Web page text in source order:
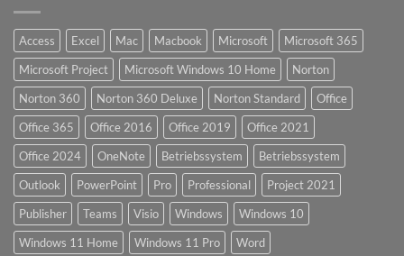
Access Excel Mac Macbook Microsoft
Microsoft 365
Microsoft Project
Microsoft Windows 10 Home
Norton
Norton 360
Norton 360 Deluxe Norton Standard
Office
Office 365
Office 2016 Office 2019
Office 2021
Office 2024
OneNote Betriebssystem
Betriebssystem
Outlook
PowerPoint Pro Professional
Project 2021
Publisher
Teams Visio Windows
Windows 10
Windows 11 Home
Windows 11 Pro Word